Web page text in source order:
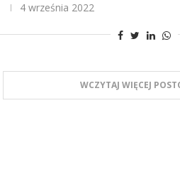
4 września 2022
WCZYTAJ WIĘCEJ